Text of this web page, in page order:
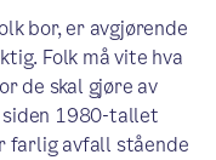
bor, er avgjørende
Folk må vite hva
de skal gjøre av
siden 1980-tallet
farlig avfall stående